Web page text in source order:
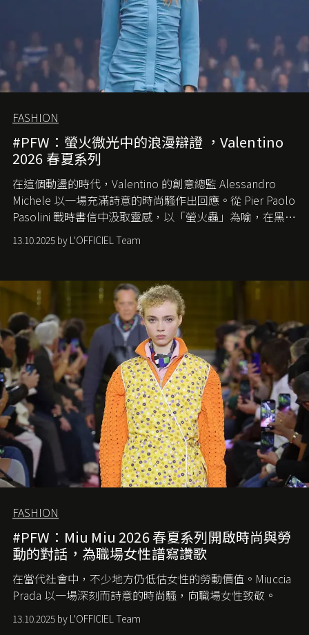
FASHION
#PFW：螢火微光中的浪漫辯證 ，Valentino
2026 春夏系列
在這個動盪的時代， Valentino 的創意總監 Alessandro
Michele 以一場充滿詩意的時尚騷作出回應。從 Pier Paolo
Pasolini 戰時書信中汲取靈感，以「螢火蟲」為喻，在黑暗
中找尋希望的微光。
13.10.2025 by L'OFFICIEL Team
FASHION
#PFW：Miu Miu 2026 春夏系列開啟時尚與勞
動的對話，為職場女性譜寫讚歌
在當代社會中，不少地方仍低估女性的勞動價值。 Miuccia
Prada 以一場深刻而詩意的時尚騷，向職場女性致敬。
13.10.2025 by L'OFFICIEL Team